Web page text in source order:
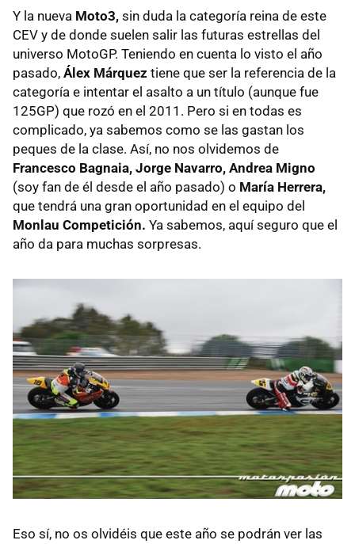
Y la nueva Moto3, sin duda la categoría reina de este
CEV y de donde suelen salir las futuras estrellas del
universo MotoGP. Teniendo en cuenta lo visto el año
pasado, Álex Márquez tiene que ser la referencia de la
categoría e intentar el asalto a un título (aunque fue
125GP) que rozó en el 2011. Pero si en todas es
complicado, ya sabemos como se las gastan los
peques de la clase. Así, no nos olvidemos de
Francesco Bagnaia, Jorge Navarro, Andrea Migno
(soy fan de él desde el año pasado) o María Herrera,
que tendrá una gran oportunidad en el equipo del
Monlau Competición. Ya sabemos, aquí seguro que el
año da para muchas sorpresas.
Eso sí, no os olvidéis que este año se podrán ver las